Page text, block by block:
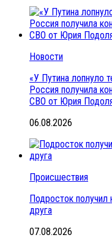
Новости
«У Путина лопнуло
Россия получила
СВО от Юрия
06.08.2026
Происшествия
Подросток получил
друга
07.08.2026